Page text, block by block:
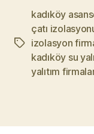
Etiketler
kadıköy
çatı
izolasyon
kadıköy su
yalıtım